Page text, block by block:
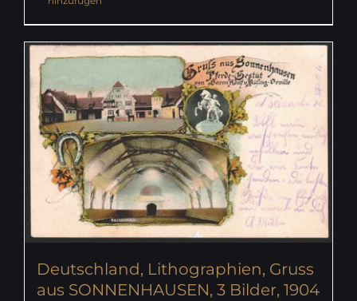
Deutschland, Lithographien, Gruss
aus SONNENHAUSEN, 3 Bilder, 1904